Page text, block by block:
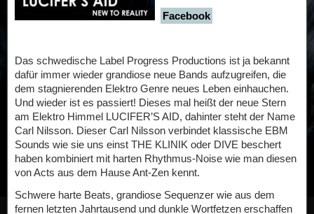
Facebook
Das schwedische Label Progress Productions ist ja bekannt
dafür immer wieder grandiose neue Bands aufzugreifen, die
dem stagnierenden Elektro Genre neues Leben einhauchen.
Und wieder ist es passiert! Dieses mal heißt der neue Stern
am Elektro Himmel LUCIFER’S AID, dahinter steht der Name
Carl Nilsson. Dieser Carl Nilsson verbindet klassische EBM
Sounds wie sie uns einst THE KLINIK oder DIVE beschert
haben kombiniert mit harten Rhythmus-Noise wie man diesen
von Acts aus dem Hause Ant-Zen kennt.
Schwere harte Beats, grandiose Sequenzer wie aus dem
fernen letzten Jahrtausend und dunkle Wortfetzen erschaffen